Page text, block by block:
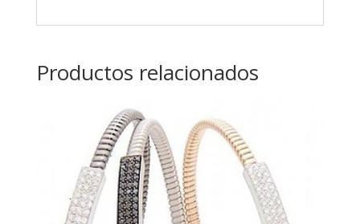
Productos relacionados